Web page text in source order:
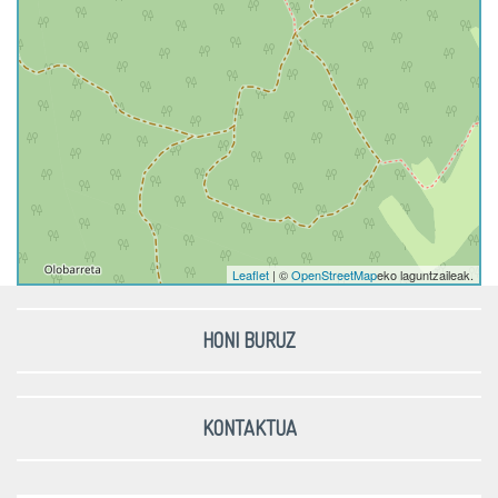
Leaflet | ©OpenStreetMapeko laguntzaileak.
HONI BURUZ
KONTAKTUA